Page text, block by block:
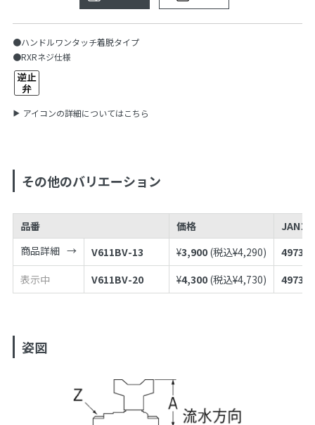
●ハンドルワンタッチ着脱タイプ
●RXRネジ仕様
アイコンの詳細についてはこちら
その他のバリエーション
品番 価格
JANコ
商品詳細
V611BV-13 ¥3,900 (税込¥4,290)
表示中
V611BV-20 ¥4,300 (税込¥4,730)
姿図